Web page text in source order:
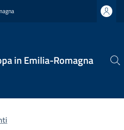
in Emilia-Romagna